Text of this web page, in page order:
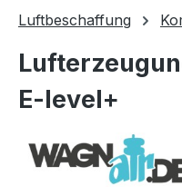
Luftbeschaffung
E-level+